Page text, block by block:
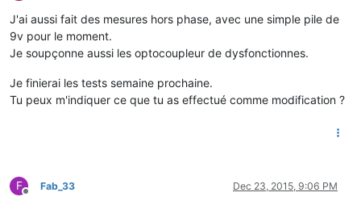
Offline
J'ai aussi fait des mesures hors phase, avec une simple pile de
9v pour le moment.
Je soupçonne aussi les optocoupleur de dysfonctionnes.
Je finierai les tests semaine prochaine.
Tu peux m'indiquer ce que tu as effectué comme modification ?
F
Offline
Fab_33 Dec 23, 2015, 9:06 PM